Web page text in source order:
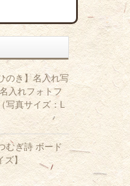
のき】名入れ写
入れフォトフ
写真サイズ：L
むぎ詩 ボード
ズ】